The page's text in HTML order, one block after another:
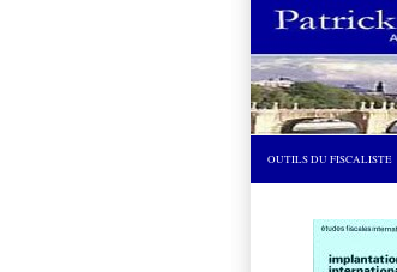
OUTILS DU FISCALISTE